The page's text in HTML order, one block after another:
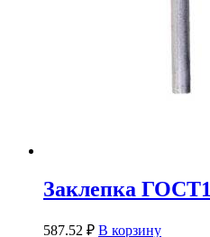
Заклепка
587.52 ₽ В корзину